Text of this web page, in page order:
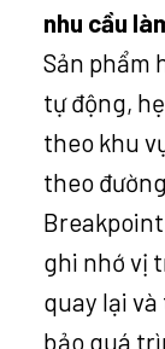
nhu cầu
Sản phẩm
tự động,
theo khu
theo
ghi nhớ vị
quay lại
bảo quá